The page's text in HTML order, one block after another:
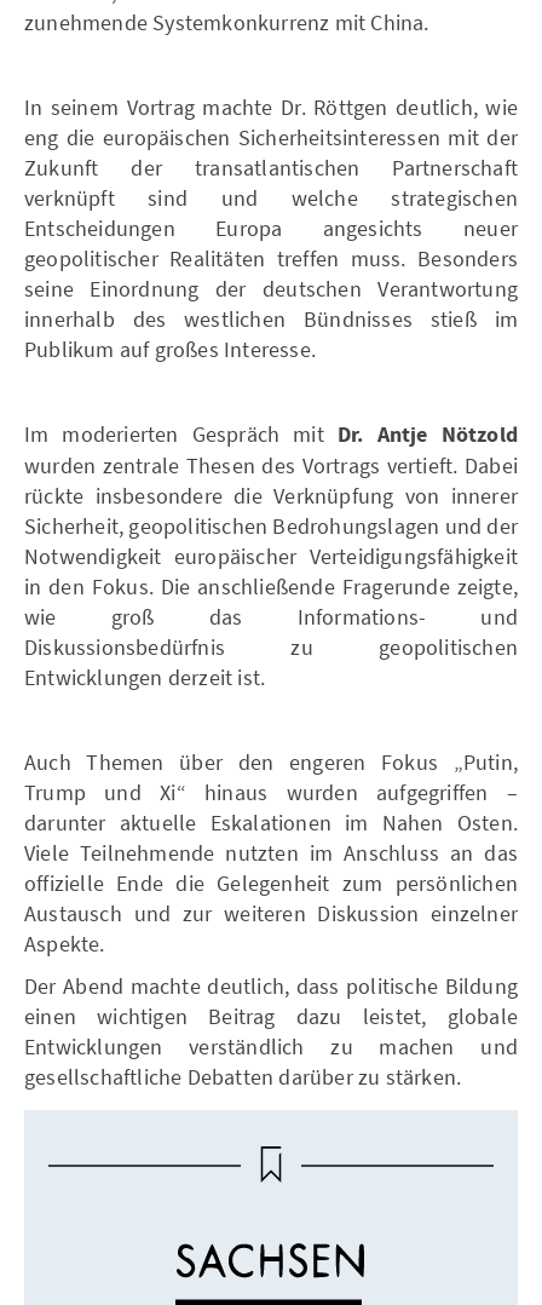
zunehmende Systemkonkurrenz mit China.
In seinem Vortrag machte Dr. Röttgen deutlich, wie
eng die europäischen Sicherheitsinteressen mit der
Zukunft der transatlantischen Partnerschaft
verknüpft sind und welche strategischen
Entscheidungen Europa angesichts neuer
geopolitischer Realitäten treffen muss. Besonders
seine Einordnung der deutschen Verantwortung
innerhalb des westlichen Bündnisses stieß im
Publikum auf großes Interesse.
Im moderierten Gespräch mit Dr. Antje Nötzold
wurden zentrale Thesen des Vortrags vertieft. Dabei
rückte insbesondere die Verknüpfung von innerer
Sicherheit, geopolitischen Bedrohungslagen und der
Notwendigkeit europäischer Verteidigungsfähigkeit
in den Fokus. Die anschließende Fragerunde zeigte,
wie groß das Informations- und
Diskussionsbedürfnis zu geopolitischen
Entwicklungen derzeit ist.
Auch Themen über den engeren Fokus „Putin,
Trump und Xi“ hinaus wurden aufgegriffen –
darunter aktuelle Eskalationen im Nahen Osten.
Viele Teilnehmende nutzten im Anschluss an das
offizielle Ende die Gelegenheit zum persönlichen
Austausch und zur weiteren Diskussion einzelner
Aspekte.
Der Abend machte deutlich, dass politische Bildung
einen wichtigen Beitrag dazu leistet, globale
Entwicklungen verständlich zu machen und
gesellschaftliche Debatten darüber zu stärken.